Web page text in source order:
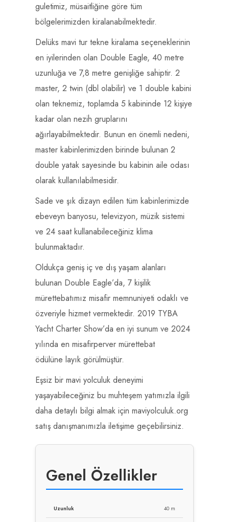
guletimiz, müsaitliğine göre tüm
bölgelerimizden kiralanabilmektedir.
Delüks mavi tur tekne kiralama seçeneklerinin
en iyilerinden olan Double Eagle, 40 metre
uzunluğa ve 7,8 metre genişliğe sahiptir. 2
master, 2 twin (dbl olabilir) ve 1 double kabini
olan teknemiz, toplamda 5 kabininde 12 kişiye
kadar olan nezih gruplarını
ağırlayabilmektedir. Bunun en önemli nedeni,
master kabinlerimizden birinde bulunan 2
double yatak sayesinde bu kabinin aile odası
olarak kullanılabilmesidir.
Sade ve şık dizayn edilen tüm kabinlerimizde
ebeveyn banyosu, televizyon, müzik sistemi
ve 24 saat kullanabileceğiniz klima
bulunmaktadır.
Oldukça geniş iç ve dış yaşam alanları
bulunan Double Eagle’da, 7 kişilik
mürettebatımız misafir memnuniyeti odaklı ve
özveriyle hizmet vermektedir. 2019 TYBA
Yacht Charter Show’da en iyi sunum ve 2024
yılında en misafirperver mürettebat
ödülüne layık görülmüştür.
Eşsiz bir mavi yolculuk deneyimi
yaşayabileceğiniz bu muhteşem yatımızla ilgili
daha detaylı bilgi almak için maviyolculuk.org
satış danışmanımızla iletişime geçebilirsiniz.
Genel Özellikler
Uzunluk 40 m